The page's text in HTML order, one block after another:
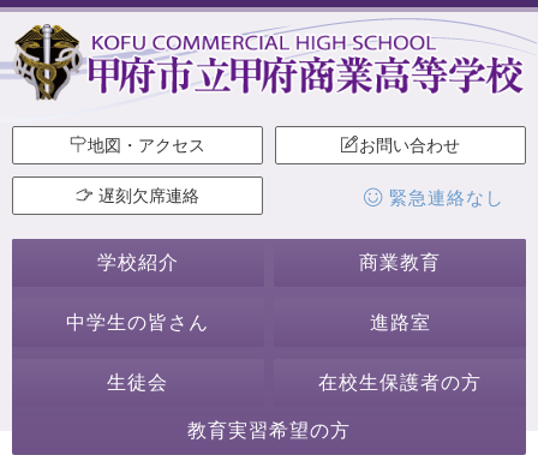
地図・アクセス お問い合わせ
遅刻欠席連絡 緊急連絡なし
学校紹介 商業教育
中学生の皆さん 進路室
生徒会 在校生保護者の方
教育実習希望の方